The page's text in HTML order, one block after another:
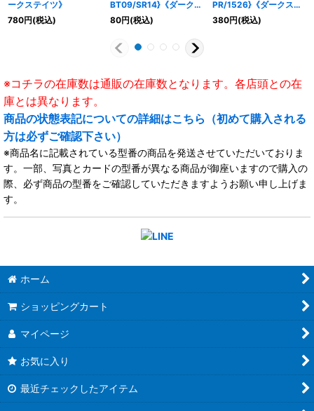
ークステイツ》
780円(税込)
BT09/SR14}《ダークス
テイツ》
80円(税込)
PR/1526}《ダークステ
イツ》
380円(税込)
※コチラの在庫数は通販の在庫数となります。各店頭との在
庫とは異なります。
商品の状態表記についての詳細はこちら（初めて購入される
方は必ずご確認下さい）
※商品名に記載されている型番の商品を発送させていただいておりま
す。一部、写真とカードの型番が異なる商品が御座いますので購入の
際、必ず商品の型番をご確認していただきますようお願い申し上げま
す。
ホーム
ショッピングカート
マイページ
お気に入り
最近チェックしたアイテム